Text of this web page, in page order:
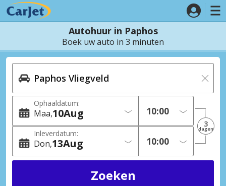
Autohuur in Paphos
Boek uw auto in 3 minuten
Ophaaldatum:
Maa 10Aug
Inleverdatum:
Don 13Aug
3
dagen